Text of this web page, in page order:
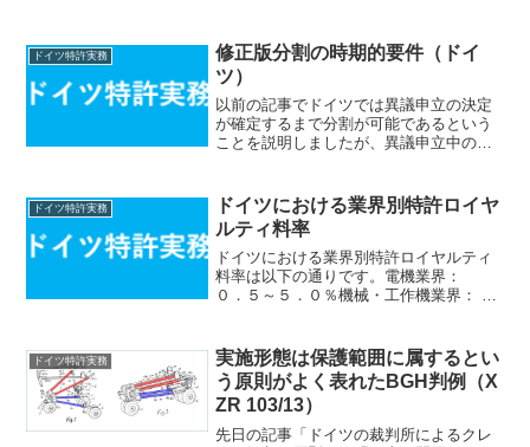
ドイツ特許実務
修正版分割の時期的要件（ドイ
ツ）
以前の記事でドイツでは異議申立の決定
が確定するまで分割が可能であるという
ことを説明しましたが、異議申立中の分
れません。混乱を招いてしまい申し訳あ
りません。現在では、ドイ...
ドイツ特許実務
ドイツにおける業界別特許ロイヤ
ルティ料率
ドイツにおける業界別特許ロイヤルティ
料率は以下の通りです。電機業界：
０．５～５．０％機械・工作機業界：
０．０％ソース：
ドイツ特許実務
実施形態は保護範囲に属するとい
う原則がよく表れたBGH判例（X
ZR 103/13）
先日の記事「ドイツの裁判所によるクレ